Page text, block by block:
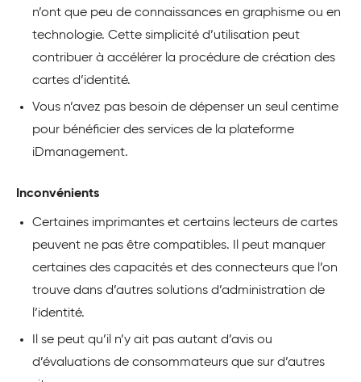
n’ont que peu de connaissances en graphisme ou en
technologie. Cette simplicité d’utilisation peut
contribuer à accélérer la procédure de création des
cartes d’identité.
Vous n’avez pas besoin de dépenser un seul centime
pour bénéficier des services de la plateforme
iDmanagement.
Inconvénients
Certaines imprimantes et certains lecteurs de cartes
peuvent ne pas être compatibles. Il peut manquer
certaines des capacités et des connecteurs que l’on
trouve dans d’autres solutions d’administration de
l’identité.
Il se peut qu’il n’y ait pas autant d’avis ou
d’évaluations de consommateurs que sur d’autres